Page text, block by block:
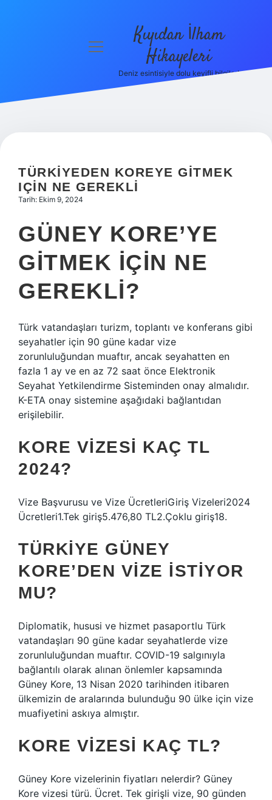
Hakkımızda
menüyü
Kıyıdan İlham
Hikayeleri
Deniz esintisiyle dolu keyifli bilgiler!
TÜRKIYEDEN KOREYE GITMEK
IÇIN NE GEREKLI
Tarih: Ekim 9, 2024
GÜNEY KORE’YE
GITMEK IÇIN NE
GEREKLI?
Türk vatandaşları turizm, toplantı ve konferans gibi
seyahatler için 90 güne kadar vize
zorunluluğundan muaftır, ancak seyahatten en
fazla 1 ay ve en az 72 saat önce Elektronik
Seyahat Yetkilendirme Sisteminden onay almalıdır.
K-ETA onay sistemine aşağıdaki bağlantıdan
erişilebilir.
KORE VIZESI KAÇ TL
2024?
Vize Başvurusu ve Vize ÜcretleriGiriş Vizeleri2024
Ücretleri1.Tek giriş5.476,80 TL2.Çoklu giriş18.
TÜRKIYE GÜNEY
KORE’DEN VIZE ISTIYOR
MU?
Diplomatik, hususi ve hizmet pasaportlu Türk
vatandaşları 90 güne kadar seyahatlerde vize
zorunluluğundan muaftır. COVID-19 salgınıyla
bağlantılı olarak alınan önlemler kapsamında
Güney Kore, 13 Nisan 2020 tarihinden itibaren
ülkemizin de aralarında bulunduğu 90 ülke için vize
muafiyetini askıya almıştır.
KORE VIZESI KAÇ TL?
Güney Kore vizelerinin fiyatları nelerdir? Güney
Kore vizesi türü. Ücret. Tek girişli vize, 90 günden